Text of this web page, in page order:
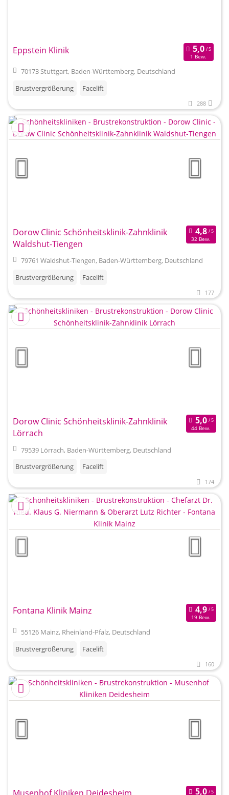
Eppstein Klinik
1 Bew.
70173 Stuttgart, Baden-Württemberg, Deutschland
Brustvergrößerung
Facelift
288
Dorow Clinic Schönheitsklinik-Zahnklinik
Waldshut-Tiengen
32 Bew.
79761 Waldshut-Tiengen, Baden-Württemberg, Deutschland
Brustvergrößerung
Facelift
177
Dorow Clinic Schönheitsklinik-Zahnklinik
Lörrach
44 Bew.
79539 Lörrach, Baden-Württemberg, Deutschland
Brustvergrößerung
Facelift
174
Fontana Klinik Mainz
19 Bew.
55126 Mainz, Rheinland-Pfalz, Deutschland
Brustvergrößerung
Facelift
160